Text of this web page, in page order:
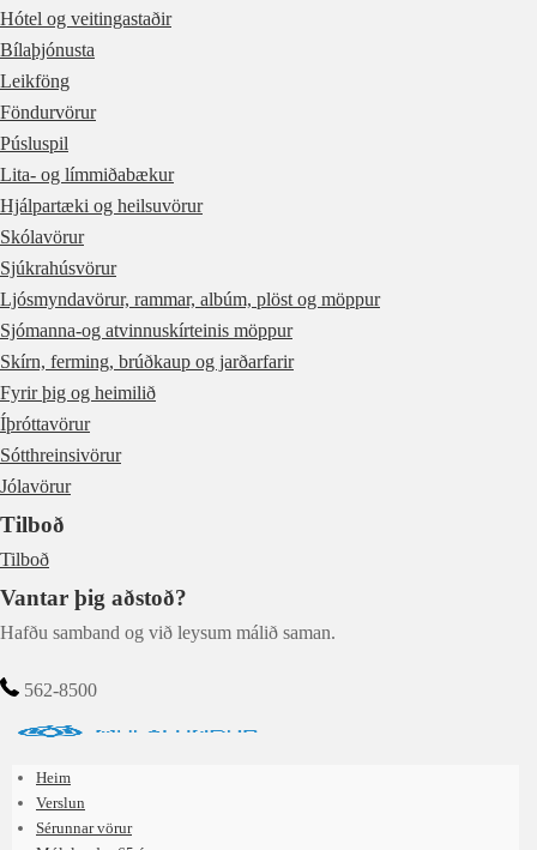
Hótel og veitingastaðir
Bílaþjónusta
Leikföng
Föndurvörur
Púsluspil
Lita- og límmiðabækur
Hjálpartæki og heilsuvörur
Skólavörur
Sjúkrahúsvörur
Ljósmyndavörur, rammar, albúm, plöst og möppur
Sjómanna-og atvinnuskírteinis möppur
Skírn, ferming, brúðkaup og jarðarfarir
Fyrir þig og heimilið
Íþróttavörur
Sótthreinsivörur
Jólavörur
Tilboð
Tilboð
Vantar þig aðstoð?
Hafðu samband og við leysum málið saman.
562-8500
Heim
Verslun
Sérunnar vörur